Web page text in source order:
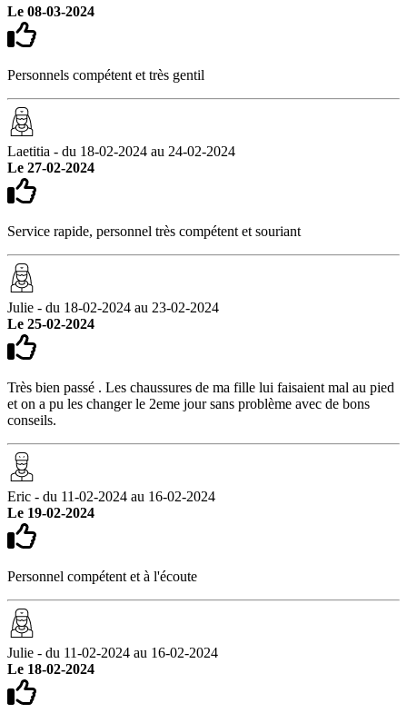
Le 08-03-2024
Personnels compétent et très gentil
Laetitia - du 18-02-2024 au 24-02-2024
Le 27-02-2024
Service rapide, personnel très compétent et souriant
Julie - du 18-02-2024 au 23-02-2024
Le 25-02-2024
Très bien passé . Les chaussures de ma fille lui faisaient mal au pied
et on a pu les changer le 2eme jour sans problème avec de bons
conseils.
Eric - du 11-02-2024 au 16-02-2024
Le 19-02-2024
Personnel compétent et à l'écoute
Julie - du 11-02-2024 au 16-02-2024
Le 18-02-2024